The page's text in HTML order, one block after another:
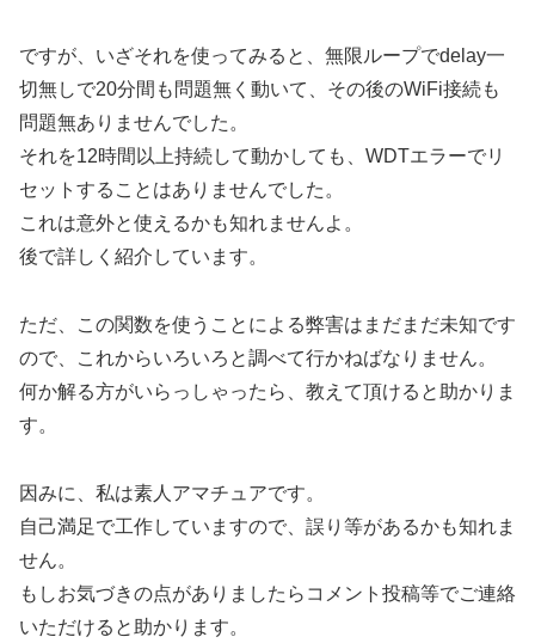
ですが、いざそれを使ってみると、無限ループでdelay一
切無しで20分間も問題無く動いて、その後のWiFi接続も
問題無ありませんでした。
それを12時間以上持続して動かしても、WDTエラーでリ
セットすることはありませんでした。
これは意外と使えるかも知れませんよ。
後で詳しく紹介しています。
ただ、この関数を使うことによる弊害はまだまだ未知です
ので、これからいろいろと調べて行かねばなりません。
何か解る方がいらっしゃったら、教えて頂けると助かりま
す。
因みに、私は素人アマチュアです。
自己満足で工作していますので、誤り等があるかも知れま
せん。
もしお気づきの点がありましたらコメント投稿等でご連絡
いただけると助かります。